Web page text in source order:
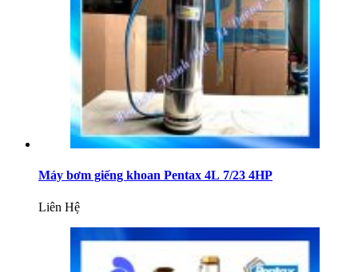
Máy bơm giếng khoan Pentax 4L 7/23 4HP
Liên Hệ